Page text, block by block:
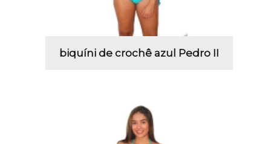
biquíni de crochê azul Pedro II